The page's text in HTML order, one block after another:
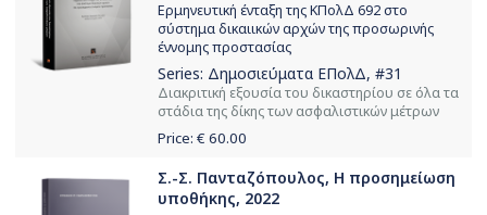
Ερμηνευτική ένταξη της ΚΠολΔ 692 στο
σύστημα δικαιικών αρχών της προσωρινής
έννομης προστασίας
Series: Δημοσιεύματα ΕΠολΔ, #31
Διακριτική εξουσία του δικαστηρίου σε όλα τα
στάδια της δίκης των ασφαλιστικών μέτρων
Price: € 60.00
Σ.-Σ. Πανταζόπουλος, Η προσημείωση
υποθήκης, 2022